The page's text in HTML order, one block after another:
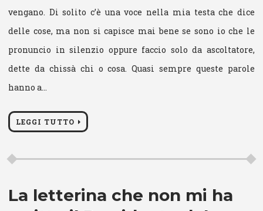
vengano. Di solito c’è una voce nella mia testa che dice
delle cose, ma non si capisce mai bene se sono io che le
pronuncio in silenzio oppure faccio solo da ascoltatore,
dette da chissà chi o cosa. Quasi sempre queste parole
hanno a…
LEGGI TUTTO
La letterina che non mi ha